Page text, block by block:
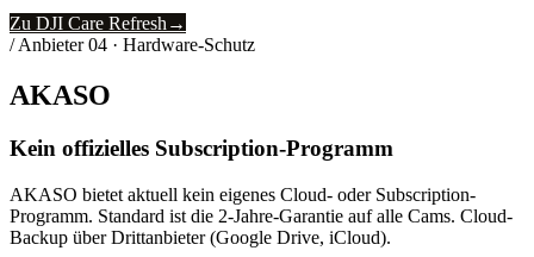
Zu DJI Care Refresh →
/ Anbieter04 · Hardware-Schutz
AKASO
Kein offizielles Subscription-Programm
AKASO bietet aktuell kein eigenes Cloud- oder Subscription-
Programm. Standard ist die 2-Jahre-Garantie auf alle Cams. Cloud-
Backup über Drittanbieter (Google Drive, iCloud).